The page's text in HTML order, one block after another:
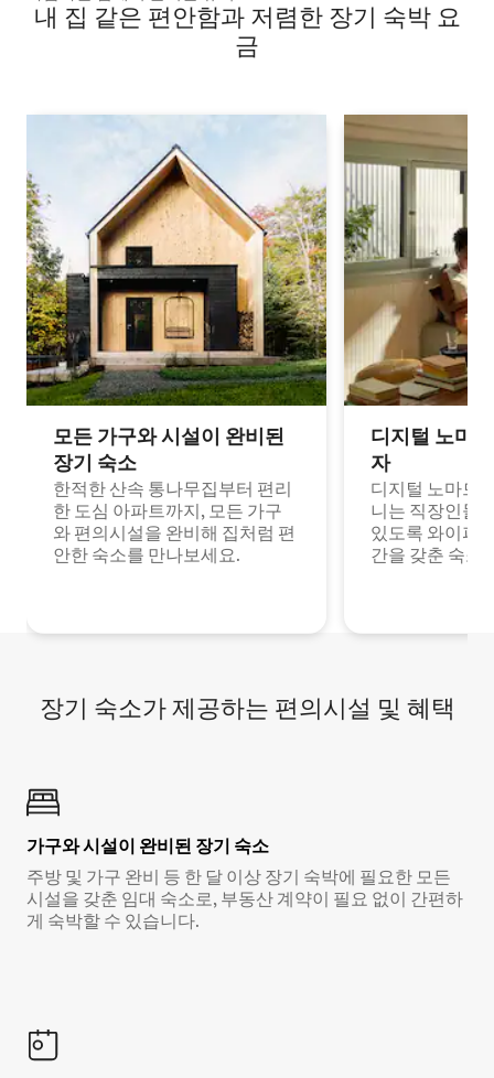
내 집 같은 편안함과 저렴한 장기 숙박 요
금
모든 가구와 시설이 완비된
장기 숙소
한적한 산속 통나무집부터 편리
한 도심 아파트까지, 모든 가구
와 편의시설을 완비해 집처럼 편
안한 숙소를 만나보세요.
디지털 노마
자
디지털 노마드
니는 직장인들
있도록 와이파
간을 갖춘 숙소
장기 숙소가 제공하는 편의시설 및 혜택
가구와 시설이 완비된 장기 숙소
주방 및 가구 완비 등 한 달 이상 장기 숙박에 필요한 모든
시설을 갖춘 임대 숙소로, 부동산 계약이 필요 없이 간편하
게 숙박할 수 있습니다.